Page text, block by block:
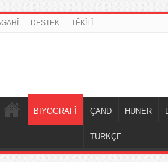
DESTEK TÊKÎLÎ
BİYOGRAFÎ ÇAND HUNER
TÜRKÇE